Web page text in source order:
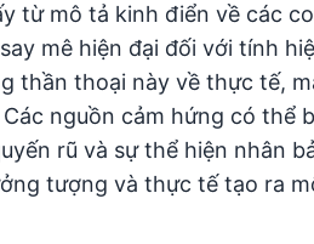
từ mô tả kinh điển về các
mê hiện đại đối với tính
thần thoại này về thực tế,
nguồn cảm hứng có thể
rũ và sự thể hiện nhân
tượng và thực tế tạo ra